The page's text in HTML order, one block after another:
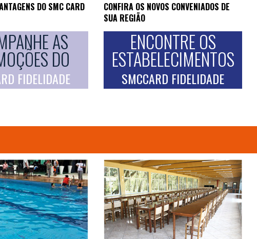
DO SMC CARD
AS
DO
FIDELIDADE
CONFIRA OS NOVOS CONVENIADOS DE
SUA REGIÃO
ENCONTRE OS
ESTABELECIMENTOS
SMCCARD FIDELIDADE